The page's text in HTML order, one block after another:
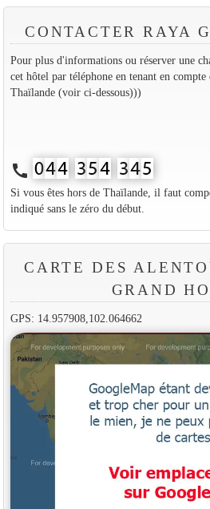
CONTACTER RAYA
Pour plus d'informations ou réserver une
cet hôtel par téléphone en tenant en
Thaïlande (voir ci-dessous)))
call
Si vous êtes hors de Thaïlande, il faut
indiqué sans le zéro du début.
CARTE DES
GRAND
GPS: 14.957908,102.064662